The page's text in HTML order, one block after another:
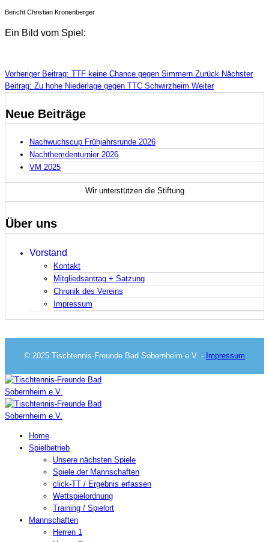
Bericht Christian Kronenberger
Ein Bild vom Spiel:
Vorheriger Beitrag: TTF keine Chance gegen Simmern Zurück Nächster
Beitrag: Zu hohe Niederlage gegen TTC Schwirzheim Weiter
Neue Beiträge
Nachwuchscup Frühjahrsrunde 2026
Nachthemdenturnier 2026
VM 2025
Wir unterstützen die Stiftung
Über uns
Vorstand
Kontakt
Mitgliedsantrag + Satzung
Chronik des Vereins
Impressum
© 2025 Tischtennis-Freunde Bad Sobernheim e.V. - Impressum
Home
Spielbetrieb
Unsere nächsten Spiele
Spiele der Mannschaften
click-TT / Ergebnis erfassen
Wettspielordnung
Training / Spielort
Mannschaften
Herren 1